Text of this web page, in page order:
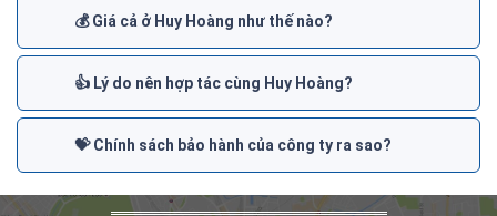
💰 Giá cả ở Huy Hoàng như thế nào?
👍 Lý do nên hợp tác cùng Huy Hoàng?
💝 Chính sách bảo hành của công ty ra sao?